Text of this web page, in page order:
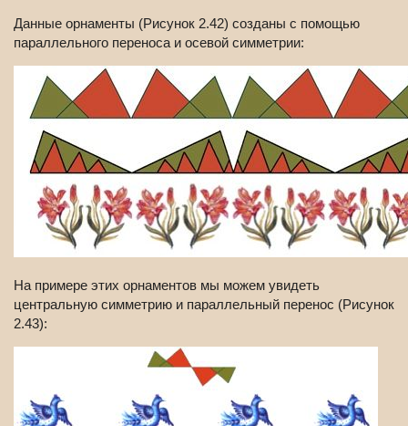
Данные орнаменты (Рисунок 2.42) созданы с помощью
параллельного переноса и осевой симметрии:
На примере этих орнаментов мы можем увидеть
центральную симметрию и параллельный перенос (Рисунок
2.43):